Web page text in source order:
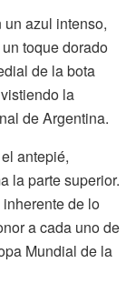
azul intenso,
toque dorado
de la bota
la
de Argentina.
antepié,
la parte superior.
de lo
a cada uno de
Mundial de la